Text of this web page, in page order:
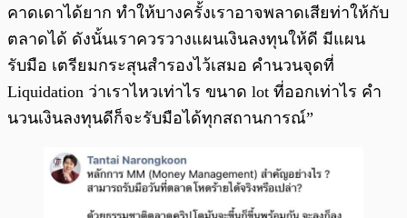
คาดเดาได้ยาก ทำให้บางครั้งเราอาจพลาดเสียท่าให้กับ
ตลาดได้ ดังนั้นเราควรวางแผนเงินลงทุนให้ดี มีแผน
รับมือ เตรียมกระสุนสำรองไว้เสมอ คำนวนจุดที่
Liquidation ว่าเราไหวเท่าไร ขนาด lot ที่ออกเท่าไร คำ
นวนเงินลงทุนดีก็จะรับมือได้ทุกสถานการณ์”